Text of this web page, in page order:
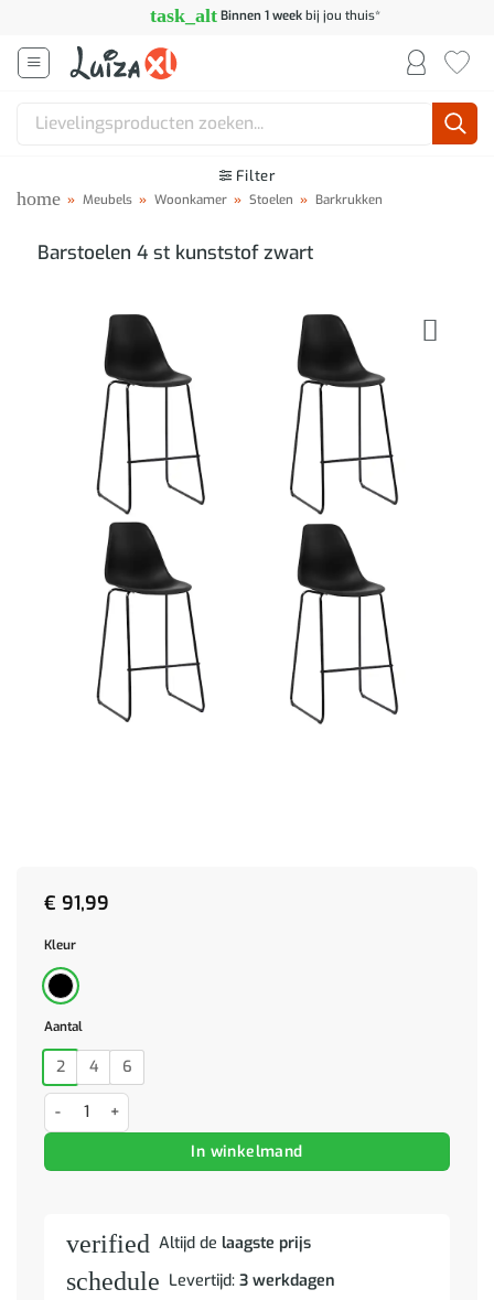
inhoud
task_alt Binnen 1 weekbij jou thuis*
Zoeken
Filter
home » Meubels » Woonkamer » Stoelen » Barkrukken
Barstoelen 4 st kunststof zwart
€ 91,99
Kleur
Aantal
2 4 6
Barstoelen 4 st kunststof zwart aantal
In winkelmand
verified Altijd de laagste prijs
schedule Levertijd: 3 werkdagen